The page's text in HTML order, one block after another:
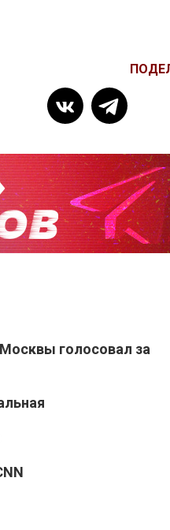
голосовал за